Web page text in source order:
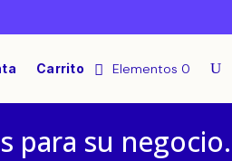
Carrito Elementos 0
para su negocio.